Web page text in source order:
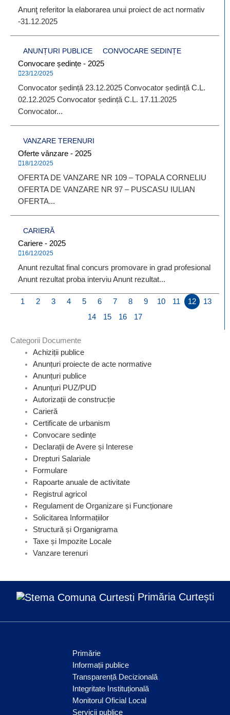
Anunţ referitor la elaborarea unui proiect de act normativ
-31.12.2025
ANUNȚURI PUBLICE
CONVOCARE SEDINȚE
Convocare ședințe - 2025
23/12/2025
Convocator ședință 23.12.2025 Convocator ședință C.L.
02.12.2025 Convocator ședință C.L. 17.11.2025
Convocator...
VANZARE TERENURI
Oferte vânzare - 2025
18/12/2025
OFERTA DE VANZARE NR 109 – TOPALA CORNELIU
OFERTA DE VANZARE NR 97 – PUSCASU IULIAN
OFERTA...
CARIERĂ
Cariere - 2025
16/12/2025
Anunt rezultat final concurs promovare in grad profesional
Anunt rezultat proba interviu Anunt rezultat...
1 2 3 4 5 6 7 8 9 10 11 12
13
14
15 16 17
Categorii Documente
Achiziții publice
Anunțuri proiecte de acte normative
Anunțuri publice
Anunțuri PUZ/PUD
Autorizații de construcție
Carieră
Certificate de urbanism
Convocare sedințe
Declarații de Avere și Interese
Drepturi Salariale
Formulare
Rapoarte anuale de activitate
Registrul agricol
Regulament de Organizare și Funcționare
Solicitarea Informațiilor
Structură și Organigrama
Taxe și Impozite Locale
Vanzare terenuri
Primăria Curtești
Primărie
Informații publice
Transparență Decizională
Integritate Instituțională
Monitorul Oficial Local
Servicii publice